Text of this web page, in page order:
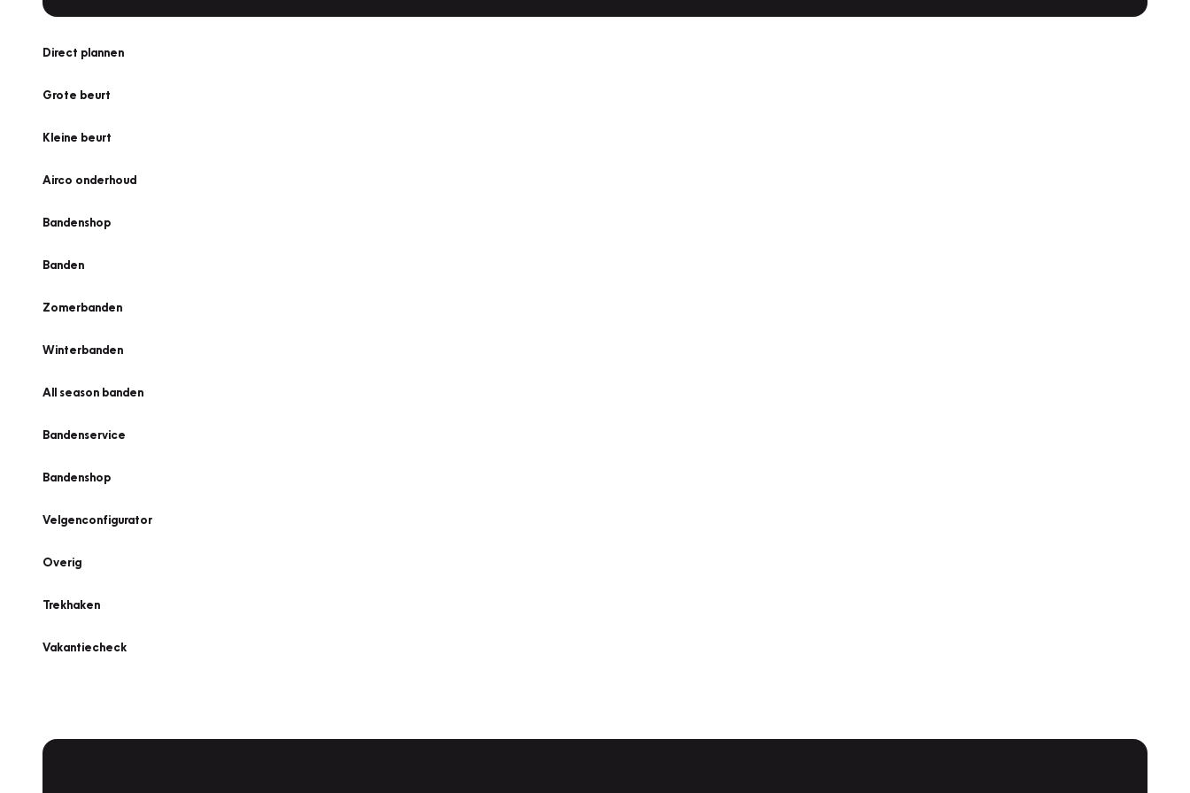
Direct plannen
Grote beurt
Kleine beurt
Airco onderhoud
Bandenshop
Banden
Zomerbanden
Winterbanden
All season banden
Bandenservice
Bandenshop
Velgenconfigurator
Overig
Trekhaken
Vakantiecheck